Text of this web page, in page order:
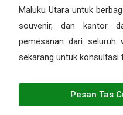
Maluku Utara untuk
souvenir, dan kantor
pemesanan dari seluruh
sekarang untuk konsultasi
Pesan Tas